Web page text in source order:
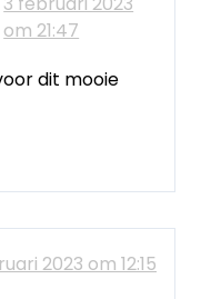
om 21:47
dit mooie
2023 om 12:15